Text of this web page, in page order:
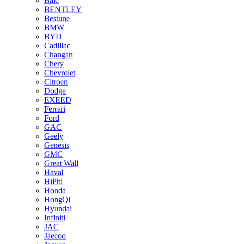
BENTLEY
Bestune
BMW
BYD
Cadillac
Changan
Chery
Chevrolet
Citroen
Dodge
EXEED
Ferrari
Ford
GAC
Geely
Genesis
GMC
Great Wall
Haval
HiPhi
Honda
HongQi
Hyundai
Infiniti
JAC
Jaecoo